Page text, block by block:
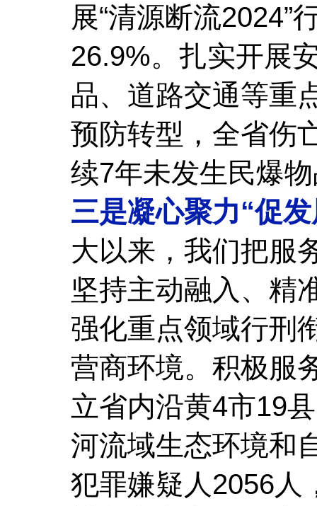
展“清源断流2024”
26.9%。扎实开展
品、道路交通等重
预防转型，全省伤
续7年未发生民爆
三是凝心聚力“促
大以来，我们把服
坚持主动融入、精
强化重点领域行刑
营商环境。积极服
立省内沿黄4市19
河流域生态环境和
犯罪嫌疑人2056人